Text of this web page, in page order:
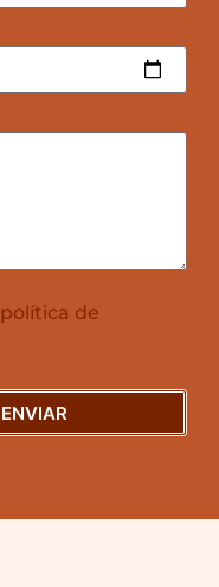
política de
ENVIAR